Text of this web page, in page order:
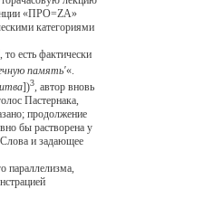
«ПРО=ZA»
категориями
есть фактически
память'«.
])3, автор вновь
Пастернака,
продолжение
бы растворена у
Слова и задающее
параллелизма,